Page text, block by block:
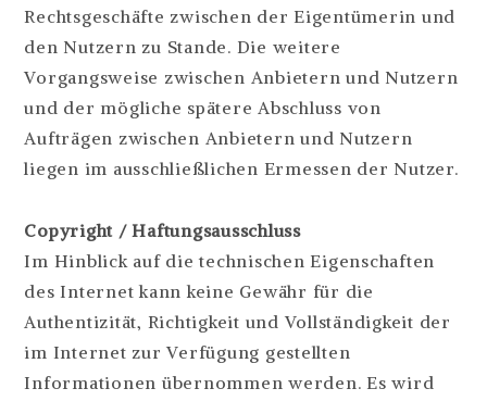
Rechtsgeschäfte zwischen der Eigentümerin und
den Nutzern zu Stande. Die weitere
Vorgangsweise zwischen Anbietern und Nutzern
und der mögliche spätere Abschluss von
Aufträgen zwischen Anbietern und Nutzern
liegen im ausschließlichen Ermessen der Nutzer.
Copyright / Haftungsausschluss
Im Hinblick auf die technischen Eigenschaften
des Internet kann keine Gewähr für die
Authentizität, Richtigkeit und Vollständigkeit der
im Internet zur Verfügung gestellten
Informationen übernommen werden. Es wird